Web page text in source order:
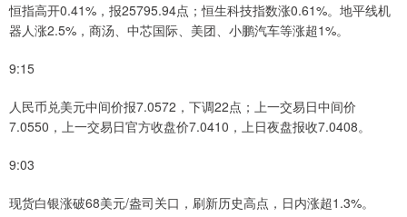
恒指高开0.41%，报25795.94点；恒生科技指数涨0.61%。地平线机
器人涨2.5%，商汤、中芯国际、美团、小鹏汽车等涨超1%。
9:15
人民币兑美元中间价报7.0572，下调22点；上一交易日中间价
7.0550，上一交易日官方收盘价7.0410，上日夜盘报收7.0408。
9:03
现货白银涨破68美元/盎司关口，刷新历史高点，日内涨超1.3%。